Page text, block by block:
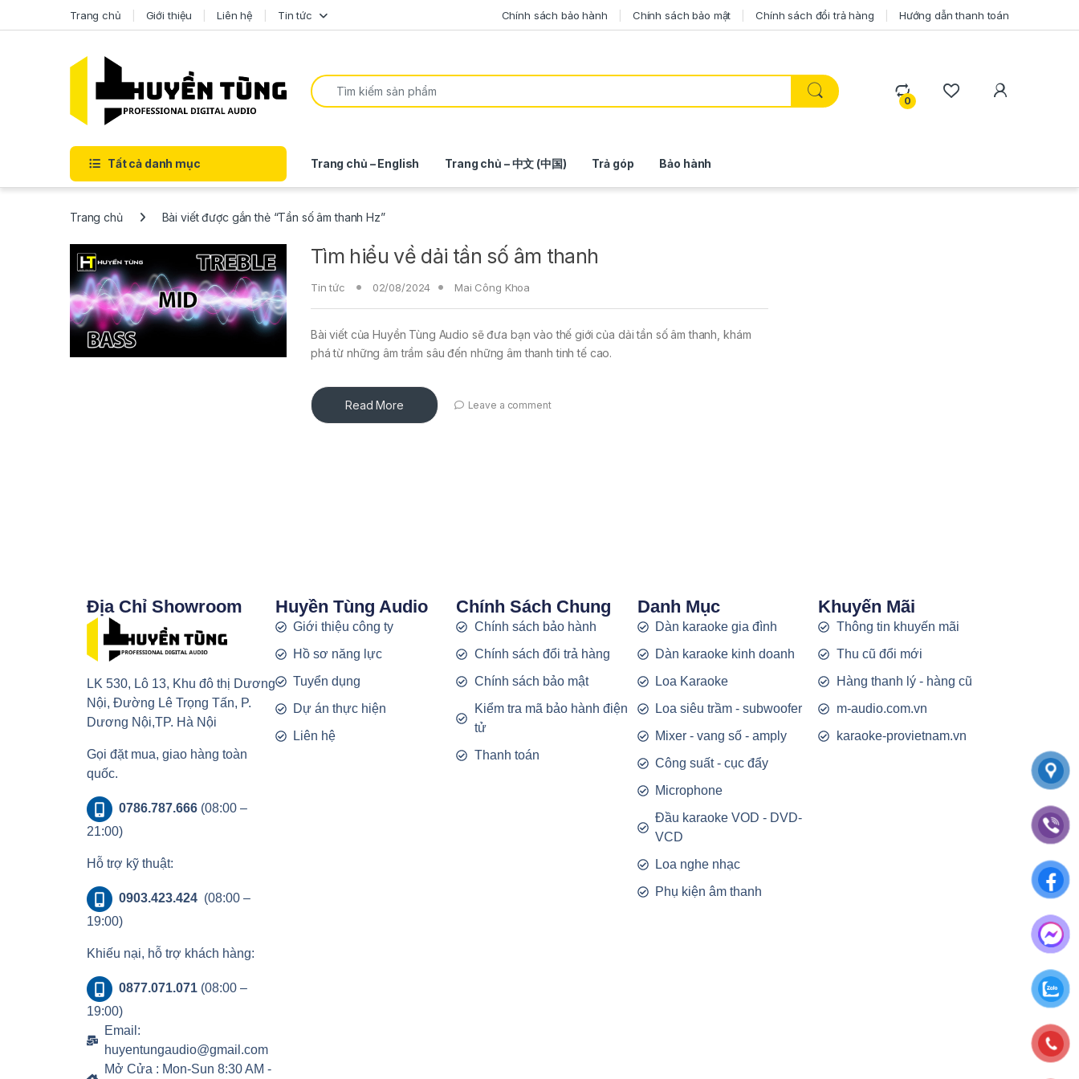
Trang chủ Giới thiệu Liên hệ Tin tức Chính sách bảo hành Chính sách bảo mật Chính sách đổi trả hàng Hướng dẫn thanh toán
0
Tất cả danh mục Trang chủ – English Trang chủ – 中文 (中国) Trả góp Bảo hành
Trang chủ Bài viết được gắn thẻ “Tần số âm thanh Hz”
Tìm hiểu về dải tần số âm thanh
Tin tức 02/08/2024 Mai Công Khoa
Bài viết của Huyền Tùng Audio sẽ đưa bạn vào thế giới của dải tần số âm thanh, khám
phá từ những âm trầm sâu đến những âm thanh tinh tế cao.
Read More Leave a comment
Địa Chỉ Showroom
LK 530, Lô 13, Khu đô thị Dương
Nội, Đường Lê Trọng Tấn, P.
Dương Nội,TP. Hà Nội
Gọi đặt mua, giao hàng toàn
quốc.
0786.787.666(08:00 –
21:00)
Hỗ trợ kỹ thuật:
0903.423.424 (08:00 –
19:00)
Khiếu nại, hỗ trợ khách hàng:
0877.071.071(08:00 –
19:00)
Email:
huyentungaudio@gmail.com
Mở Cửa : Mon-Sun 8:30 AM -
Huyền Tùng Audio
Giới thiệu công ty
Hồ sơ năng lực
Tuyển dụng
Dự án thực hiện
Liên hệ
Chính Sách Chung
Chính sách bảo hành
Chính sách đổi trả hàng
Chính sách bảo mật
Kiểm tra mã bảo hành điện
tử
Thanh toán
Danh Mục
Dàn karaoke gia đình
Dàn karaoke kinh doanh
Loa Karaoke
Loa siêu trầm - subwoofer
Mixer - vang số - amply
Công suất - cục đẩy
Microphone
Đầu karaoke VOD - DVD-
VCD
Loa nghe nhạc
Phụ kiện âm thanh
Khuyến Mãi
Thông tin khuyến mãi
Thu cũ đổi mới
Hàng thanh lý - hàng cũ
m-audio.com.vn
karaoke-provietnam.vn